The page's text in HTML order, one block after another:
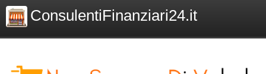
ConsulentiFinanziari24.it